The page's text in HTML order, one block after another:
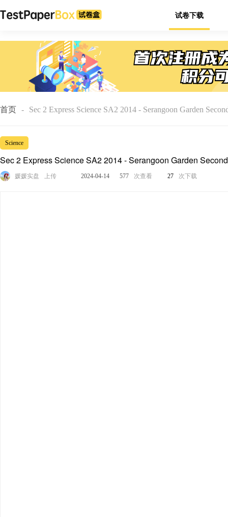
试卷下载
首页 - Sec 2 Express Science SA2 2014 - Serangoon Garden
Science
Sec 2 Express Science SA2 2014 - Serangoon Garden
媛媛实盘 上传 2024-04-14 577 次查看 27 次下载